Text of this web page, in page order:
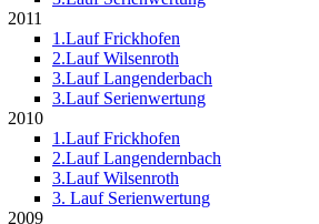
2011
1.Lauf Frickhofen
2.Lauf Wilsenroth
3.Lauf Langenderbach
3.Lauf Serienwertung
2010
1.Lauf Frickhofen
2.Lauf Langendernbach
3.Lauf Wilsenroth
3. Lauf Serienwertung
2009